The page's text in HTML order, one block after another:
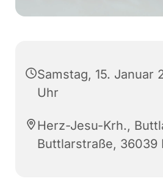
Samstag, 15. Januar
Uhr
Herz-Jesu-Krh.,
Buttlarstraße, 36039